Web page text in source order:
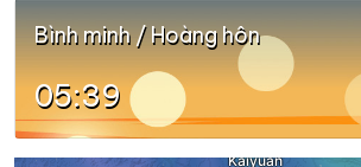
Bình minh / Hoàng hôn
05:39